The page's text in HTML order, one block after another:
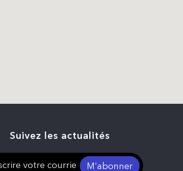
Suivez les actualités
M'abonner